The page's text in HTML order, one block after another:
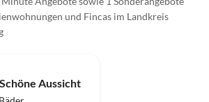
Ferienhaus ist
und Fincas im Landkreis
Aussicht